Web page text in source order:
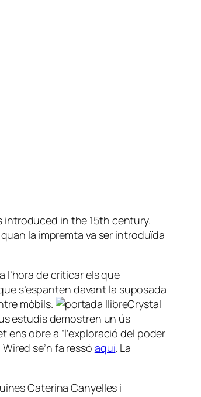
in the 15th century.
la impremta va ser introduïda
l’hora de criticar els que
s’espanten davant la suposada
mòbils.
Crystal
estudis demostren un ús
obre a “l’exploració del poder
se’n fa ressó aquí. La
Caterina Canyelles i